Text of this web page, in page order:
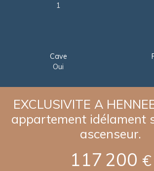
1
Cave
Oui
EXCLUSIVITE A
appartement idélament
ascenseur.
117 200 €